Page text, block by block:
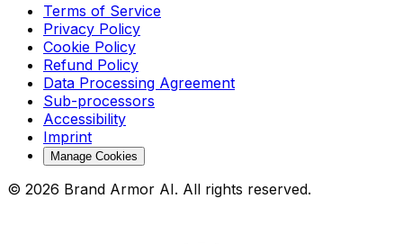
Terms of Service
Privacy Policy
Cookie Policy
Refund Policy
Data Processing Agreement
Sub-processors
Accessibility
Imprint
Manage Cookies
© 2026 Brand Armor AI. All rights reserved.